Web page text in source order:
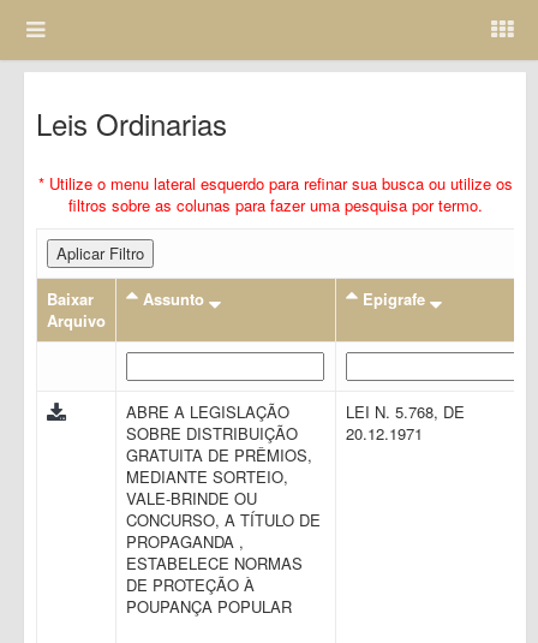
Leis Ordinarias
* Utilize o menu lateral esquerdo para refinar sua busca ou utilize os
filtros sobre as colunas para fazer uma pesquisa por termo.
Aplicar Filtro
Baixar
Arquivo
Assunto Epigrafe
ABRE A LEGISLAÇÃO
SOBRE DISTRIBUIÇÃO
GRATUITA DE PRÊMIOS,
MEDIANTE SORTEIO,
VALE-BRINDE OU
CONCURSO, A TÍTULO DE
PROPAGANDA ,
ESTABELECE NORMAS
DE PROTEÇÃO À
POUPANÇA POPULAR
LEI N. 5.768, DE
20.12.1971